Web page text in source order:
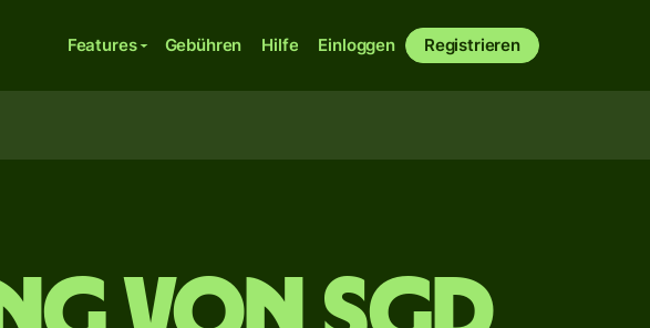
Features Gebühren Hilfe Einloggen Registrieren